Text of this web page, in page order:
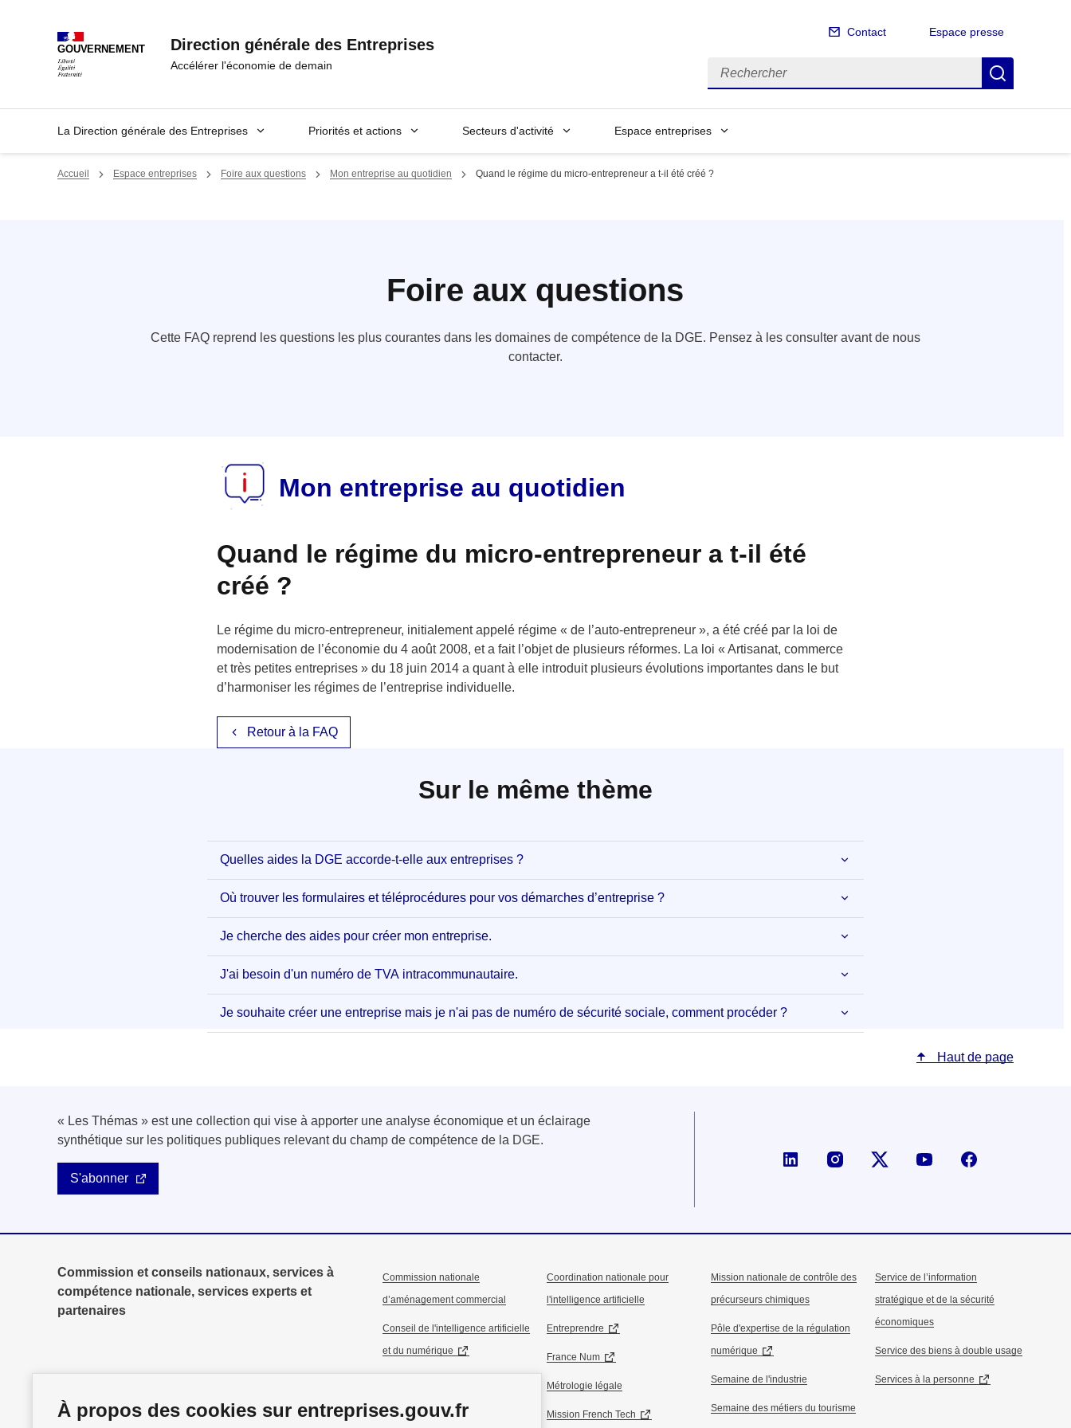
À propos des cookies sur entreprises.gouv.fr
GOUVERNEMENT Direction générale des Entreprises
Accélérer l'économie de demain
Contact Espace presse
Rechercher
La Direction générale des Entreprises Priorités et actions Secteurs d'activité Espace entreprises
Accueil Espace entreprises Foire aux questions Mon entreprise au quotidien Quand le régime du micro-entrepreneur a t-il été créé ?
Foire aux questions
Cette FAQ reprend les questions les plus courantes dans les domaines de compétence de la DGE. Pensez à les consulter avant de nous
contacter.
Mon entreprise au quotidien
Quand le régime du micro-entrepreneur a t-il été
créé ?
Le régime du micro-entrepreneur, initialement appelé régime « de l’auto-entrepreneur », a été créé par la loi de
modernisation de l’économie du 4 août 2008, et a fait l’objet de plusieurs réformes. La loi « Artisanat, commerce
et très petites entreprises » du 18 juin 2014 a quant à elle introduit plusieurs évolutions importantes dans le but
d’harmoniser les régimes de l’entreprise individuelle.
Retour à la FAQ
Sur le même thème
Quelles aides la DGE accorde-t-elle aux entreprises ?
Où trouver les formulaires et téléprocédures pour vos démarches d’entreprise ?
Je cherche des aides pour créer mon entreprise.
J'ai besoin d'un numéro de TVA intracommunautaire.
Je souhaite créer une entreprise mais je n'ai pas de numéro de sécurité sociale, comment procéder ?
Haut de page
« Les Thémas » est une collection qui vise à apporter une analyse économique et un éclairage
synthétique sur les politiques publiques relevant du champ de compétence de la DGE.
S'abonner
Page LinkedIn de la DGECompte X (ex-Twitter) de la
Commission et conseils nationaux, services à
compétence nationale, services experts et
partenaires
Commission nationale
d’aménagement commercial
Conseil de l'intelligence artificielle
et du numérique
Conseil national du commerce
Coordination nationale pour
l'intelligence artificielle
Entreprendre
France Num
Métrologie légale
Mission French Tech
Mission nationale de contrôle des
précurseurs chimiques
Pôle d'expertise de la régulation
numérique
Semaine de l'industrie
Semaine des métiers du tourisme
Service de l’information
stratégique et de la sécurité
économiques
Service des biens à double usage
Services à la personne